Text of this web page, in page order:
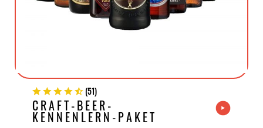
(51)
CRAFT-BEER-
KENNENLERN-PAKET